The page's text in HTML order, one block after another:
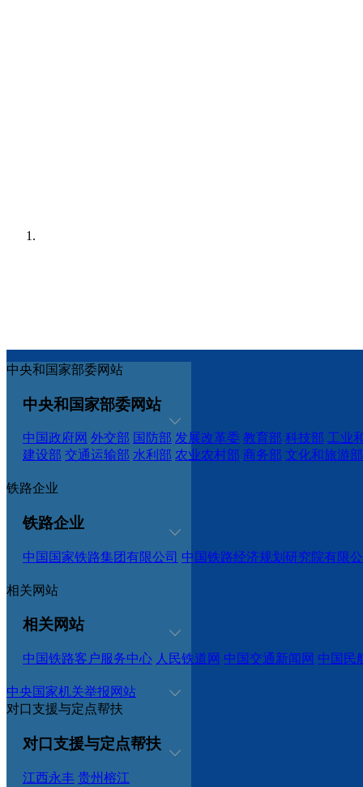
中央和国家部委网站
中央和国家部委网站
中国政府网 外交部 国防部 发展改革委 教育部 科技部 工业
建设部 交通运输部 水利部 农业农村部 商务部 文化和旅游部
铁路企业
铁路企业
中国国家铁路集团有限公司 中国铁路经济规划研究院有限
相关网站
相关网站
中国铁路客户服务中心 人民铁道网 中国交通新闻网 中国民
中央国家机关举报网站
对口支援与定点帮扶
对口支援与定点帮扶
江西永丰 贵州榕江